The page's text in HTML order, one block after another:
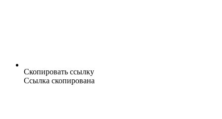
Скопировать ссылку
Ссылка скопирована